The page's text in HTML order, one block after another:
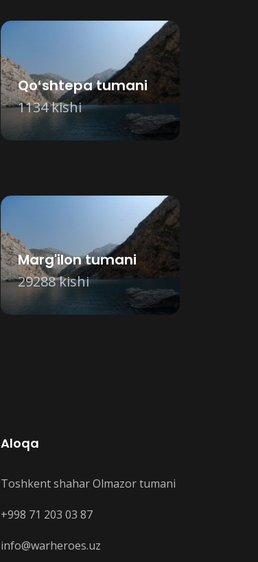
Qoʻshtepa tumani
1134 kishi
Marg'ilon tumani
29288 kishi
Aloqa
Toshkent shahar Olmazor tumani
+998 71 203 03 87
info@warheroes.uz